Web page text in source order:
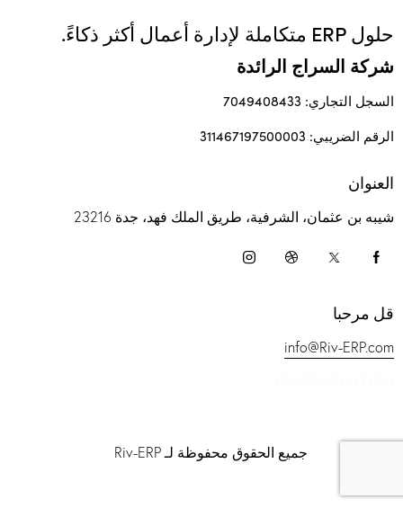
حلول ERP متكاملة لإدارة أعمال أكثر ذكاءً.
شركة السراج الرائدة
السجل التجاري: 7049408433
الرقم الضريبي: 311467197500003
العنوان
شيبه بن عثمان، الشرفية، طريق الملك فهد، جدة 23216
قل مرحبا
info@Riv-ERP.com
جميع الحقوق محفوظة لـ Riv-ERP